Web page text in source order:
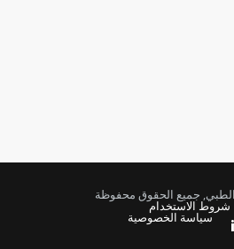
شروط الاستخدام
سياسة الخصوصية